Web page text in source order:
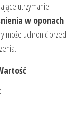
utrzymanie
w oponach
może uchronić przed